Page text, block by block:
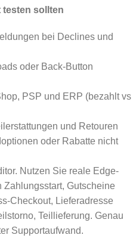
testen sollten
bei Declines und
oder Back-Button
PSP und ERP (bezahlt vs
und Retouren
oder Rabatte nicht
Nutzen Sie reale Edge-
Gutscheine
Checkout, Lieferadresse
Teillieferung. Genau
Supportaufwand.